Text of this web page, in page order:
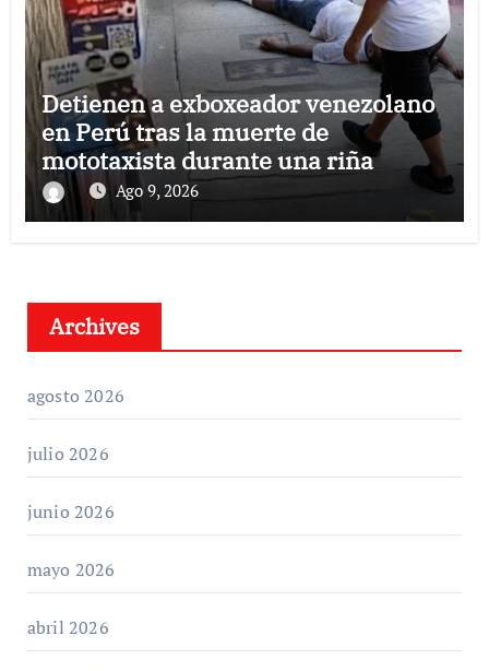
Detienen a exboxeador venezolano
en Perú tras la muerte de
mototaxista durante una riña
Ago 9, 2026
Archives
agosto 2026
julio 2026
junio 2026
mayo 2026
abril 2026